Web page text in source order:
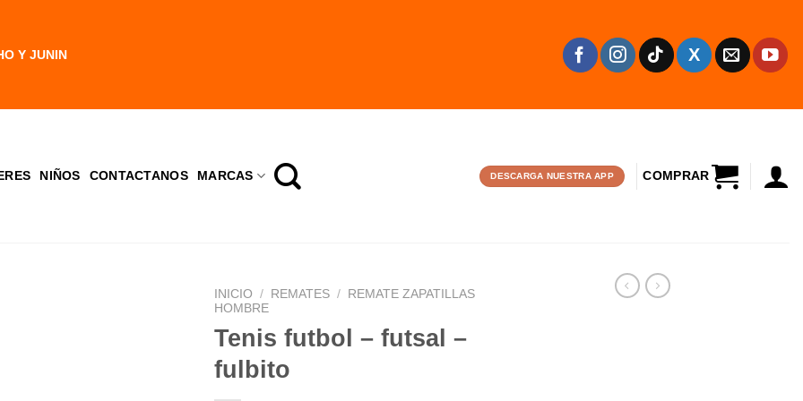
Y JUNIN
NIÑOS CONTACTANOS MARCAS DESCARGA NUESTRA APP CARRITO
INICIO / REMATES /
REMATE ZAPATILLAS
HOMBRE
Tenis futbol – futsal –
fulbito